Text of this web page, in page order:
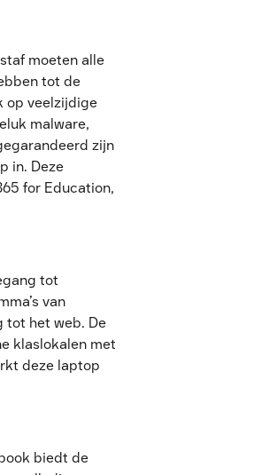
moeten alle
tot de
op veelzijdige
malware,
zijn
in. Deze
for Education,
tot
van
tot het web. De
klaslokalen met
deze laptop
biedt de